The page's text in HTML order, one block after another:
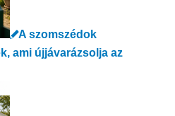
A szomszédok
ami újjávarázsolja az